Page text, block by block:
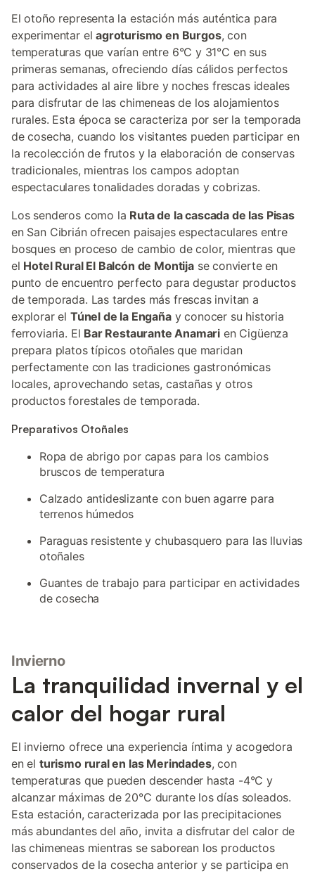
El otoño representa la estación más auténtica para
experimentar elagroturismo en Burgos, con
temperaturas que varían entre 6°C y 31°C en sus
primeras semanas, ofreciendo días cálidos perfectos
para actividades al aire libre y noches frescas ideales
para disfrutar de las chimeneas de los alojamientos
rurales. Esta época se caracteriza por ser la temporada
de cosecha, cuando los visitantes pueden participar en
la recolección de frutos y la elaboración de conservas
tradicionales, mientras los campos adoptan
espectaculares tonalidades doradas y cobrizas.
Los senderos como la Ruta de la cascada de las Pisas
en San Cibrián ofrecen paisajes espectaculares entre
bosques en proceso de cambio de color, mientras que
el Hotel Rural El Balcón de Montijase convierte en
punto de encuentro perfecto para degustar productos
de temporada. Las tardes más frescas invitan a
explorar el Túnel de la Engañay conocer su historia
ferroviaria. El Bar Restaurante Anamari en Cigüenza
prepara platos típicos otoñales que maridan
perfectamente con las tradiciones gastronómicas
locales, aprovechando setas, castañas y otros
productos forestales de temporada.
Preparativos Otoñales
Ropa de abrigo por capas para los cambios
bruscos de temperatura
Calzado antideslizante con buen agarre para
terrenos húmedos
Paraguas resistente y chubasquero para las lluvias
otoñales
Guantes de trabajo para participar en actividades
de cosecha
Invierno
La tranquilidad invernal y el
calor del hogar rural
El invierno ofrece una experiencia íntima y acogedora
en el turismo rural en las Merindades, con
temperaturas que pueden descender hasta -4°C y
alcanzar máximas de 20°C durante los días soleados.
Esta estación, caracterizada por las precipitaciones
más abundantes del año, invita a disfrutar del calor de
las chimeneas mientras se saborean los productos
conservados de la cosecha anterior y se participa en